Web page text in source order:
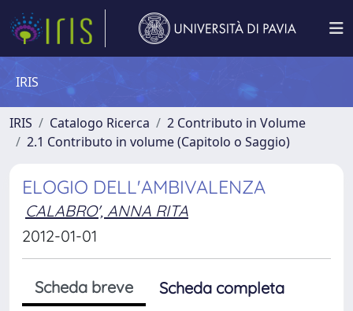
IRIS
IRIS Catalogo Ricerca
2 Contributo in Volume
2.1 Contributo in volume (Capitolo o Saggio)
ELOGIO DELL'AMBIVALENZA
CALABRO', ANNA RITA
2012-01-01
Scheda breve
Scheda completa